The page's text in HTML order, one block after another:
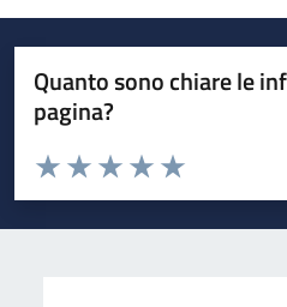
Quanto sono chiare le
pagina?
Valuta da 1 a 5 stelle la pagina
Valuta 5 stelle
Valuta 4 stelle su 5
Valuta 3 stelle su 5
Valuta 2 stelle su 5
Valuta 1 stelle su 5